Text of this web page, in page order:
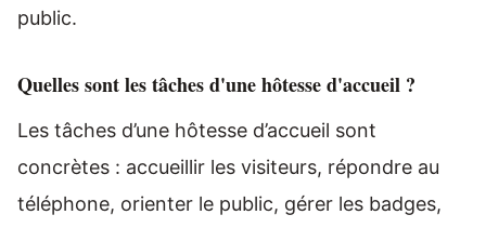
public.
Quelles sont les tâches d'une hôtesse d'accueil ?
Les tâches d’une hôtesse d’accueil sont
concrètes : accueillir les visiteurs, répondre au
téléphone, orienter le public, gérer les badges,